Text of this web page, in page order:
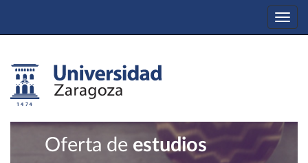
Oferta de estudios